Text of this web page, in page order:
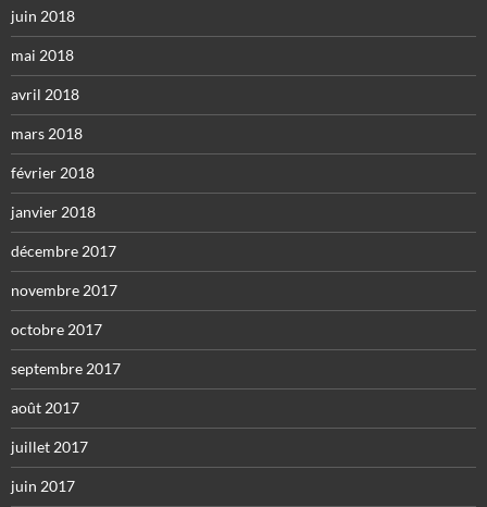
juin 2018
mai 2018
avril 2018
mars 2018
février 2018
janvier 2018
décembre 2017
novembre 2017
octobre 2017
septembre 2017
août 2017
juillet 2017
juin 2017